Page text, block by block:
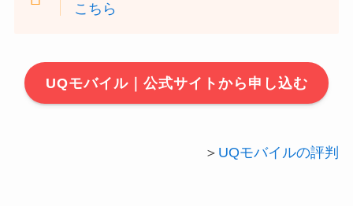
こちら
UQモバイル｜公式サイトから申し込む
＞ UQモバイルの評判